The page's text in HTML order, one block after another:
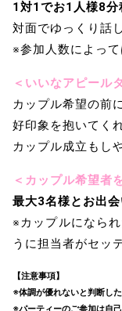
1対1でお1人様8分
対面でゆっくり話
※参加人数によっ
＜いいなアピール
カップル希望の前
好印象を抱いてく
カップル成立もし
＜カップル希望者
最大3名様とお出
※カップルになら
うに担当者がセッ
【注意事項】
※体調が優れないと判断し
※パーティーのご参加は自